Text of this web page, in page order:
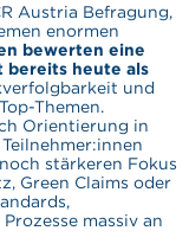
Austria Befragung,
enormen
bewerten eine
bereits heute als
und
Themen.
Orientierung in
stärkeren Fokus
Green Claims oder
massiv an